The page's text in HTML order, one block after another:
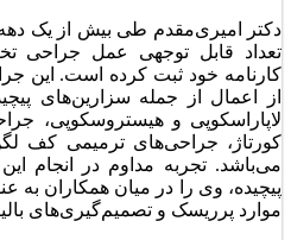
دکتر امیری‌مقدم طی بیش از یک دهه
تعداد قابل توجهی عمل
کارنامه خود ثبت کرده است. این
از اعمال از جمله سزارین‌های
لاپاراسکوپی و هیستروسکوپی،
کورتاژ، جراحی‌های ترمیمی کف
می‌باشد. تجربه مداوم در انجام
پیچیده، وی را در میان همکاران به
موارد پرریسک و تصمیم‌گیری‌های